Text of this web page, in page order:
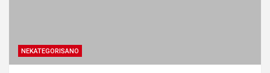
NEKATEGORISANO